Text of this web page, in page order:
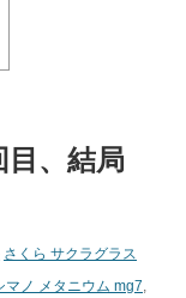
、結局
さくら サクラグラス
マノ メタニウム mg7,